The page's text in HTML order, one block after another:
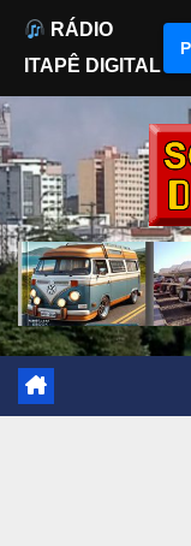
to
content
RÁDIO
ITAPÊ DIGITAL